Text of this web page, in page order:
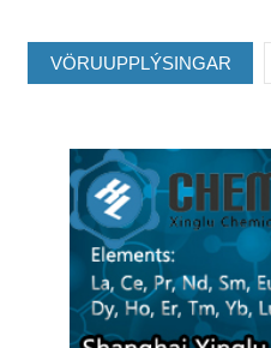
VÖRUUPPLÝSINGAR